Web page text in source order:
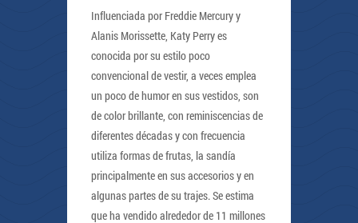
Influenciada por Freddie Mercury y
Alanis Morissette, Katy Perry es
conocida por su estilo poco
convencional de vestir, a veces emplea
un poco de humor en sus vestidos, son
de color brillante, con reminiscencias de
diferentes décadas y con frecuencia
utiliza formas de frutas, la sandía
principalmente en sus accesorios y en
algunas partes de su trajes. Se estima
que ha vendido alrededor de 11 millones